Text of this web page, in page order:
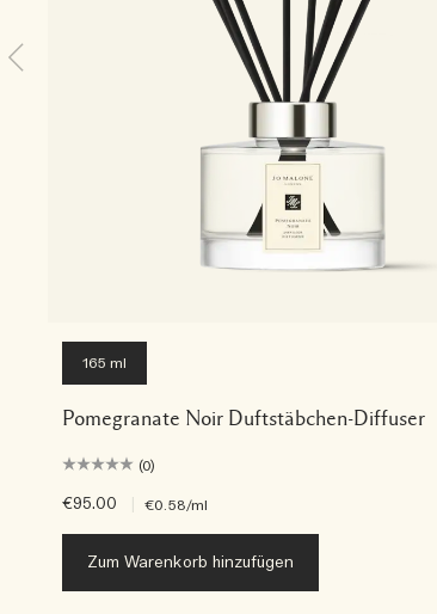
165 ml
Pomegranate Noir Duftstäbchen-Diffuser
(0)
€95.00 €0.58/ml
Zum Warenkorb hinzufügen